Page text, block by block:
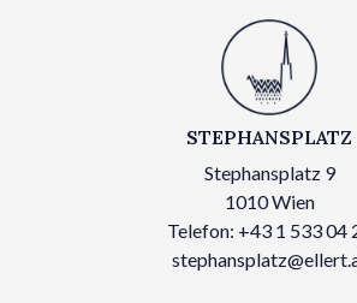
STEPHANSPLATZ
Stephansplatz 9
1010 Wien
Telefon: +43 1 533 04